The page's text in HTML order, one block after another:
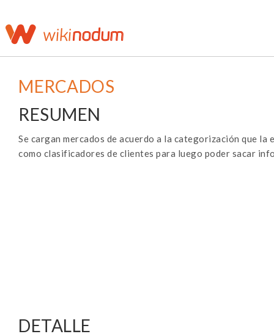
MERCADOS
RESUMEN
Se cargan mercados de acuerdo a la categorización que la
como clasificadores de clientes para luego poder sacar
DETALLE